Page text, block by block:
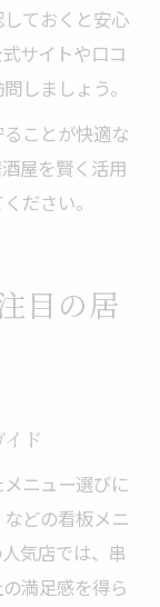
ておくと安心
サイトや口コ
しましょう。
ことが快適な
屋を賢く活用
ださい。
目の居
ド
ニュー選びに
どの看板メニ
気店では、串
満足感を得ら